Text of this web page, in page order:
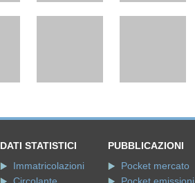
DATI STATISTICI
Immatricolazioni
Circolante
PUBBLICAZIONI
Pocket mercato
Pocket emissioni